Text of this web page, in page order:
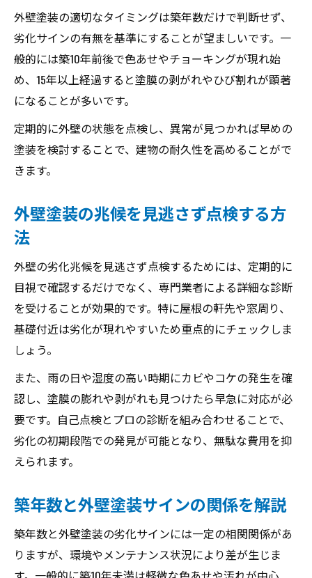
外壁塗装の適切なタイミングは築年数だけで判断せず、
劣化サインの有無を基準にすることが望ましいです。一
般的には築10年前後で色あせやチョーキングが現れ始
め、15年以上経過すると塗膜の剥がれやひび割れが顕著
になることが多いです。
定期的に外壁の状態を点検し、異常が見つかれば早めの
塗装を検討することで、建物の耐久性を高めることがで
きます。
外壁塗装の兆候を見逃さず点検する方
法
外壁の劣化兆候を見逃さず点検するためには、定期的に
目視で確認するだけでなく、専門業者による詳細な診断
を受けることが効果的です。特に屋根の軒先や窓周り、
基礎付近は劣化が現れやすいため重点的にチェックしま
しょう。
また、雨の日や湿度の高い時期にカビやコケの発生を確
認し、塗膜の膨れや剥がれも見つけたら早急に対応が必
要です。自己点検とプロの診断を組み合わせることで、
劣化の初期段階での発見が可能となり、無駄な費用を抑
えられます。
築年数と外壁塗装サインの関係を解説
築年数と外壁塗装の劣化サインには一定の相関関係があ
りますが、環境やメンテナンス状況により差が生じま